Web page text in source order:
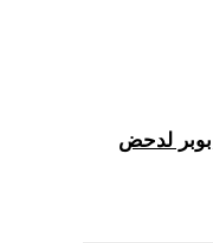
بوبر لدحض